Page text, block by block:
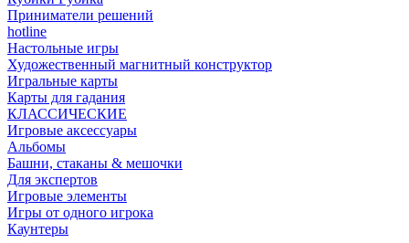
Приниматели решений
hotline
Настольные игры
Художественный магнитный конструктор
Игральные карты
Карты для гадания
КЛАССИЧЕСКИЕ
Игровые аксессуары
Альбомы
Башни, стаканы & мешочки
Для экспертов
Игровые элементы
Игры от одного игрока
Каунтеры